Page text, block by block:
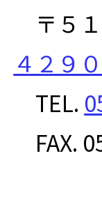
〒５
４２９０
TEL.
FAX.